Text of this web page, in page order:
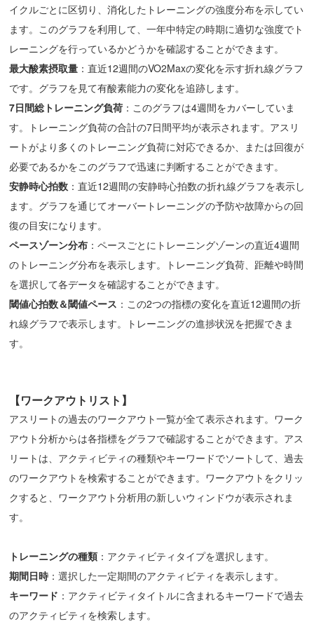
イクルごとに区切り、消化したトレーニングの強度分布を示してい
ます。このグラフを利用して、一年中特定の時期に適切な強度でト
レーニングを行っているかどうかを確認することができます。
最大酸素摂取量：直近12週間のVO2Maxの変化を示す折れ線グラフ
です。グラフを見て有酸素能力の変化を追跡します。
7日間総トレーニング負荷：このグラフは4週間をカバーしていま
す。トレーニング負荷の合計の7日間平均が表示されます。アスリ
ートがより多くのトレーニング負荷に対応できるか、または回復が
必要であるかをこのグラフで迅速に判断することができます。
安静時心拍数：直近12週間の安静時心拍数の折れ線グラフを表示し
ます。グラフを通じてオーバートレーニングの予防や故障からの回
復の目安になります。
ペースゾーン分布：ペースごとにトレーニングゾーンの直近4週間
のトレーニング分布を表示します。トレーニング負荷、距離や時間
を選択して各データを確認することができます。
閾値心拍数＆閾値ペース ：この2つの指標の変化を直近12週間の折
れ線グラフで表示します。トレーニングの進捗状況を把握できま
す。
【ワークアウトリスト】
アスリートの過去のワークアウト一覧が全て表示されます。ワーク
アウト分析からは各指標をグラフで確認することができます。アス
リートは、アクティビティの種類やキーワードでソートして、過去
のワークアウトを検索することができます。ワークアウトをクリッ
クすると、ワークアウト分析用の新しいウィンドウが表示されま
す。
トレーニングの種類：アクティビティタイプを選択します。
期間日時：選択した一定期間のアクティビティを表示します。
キーワード ：アクティビティタイトルに含まれるキーワードで過去
のアクティビティを検索します。